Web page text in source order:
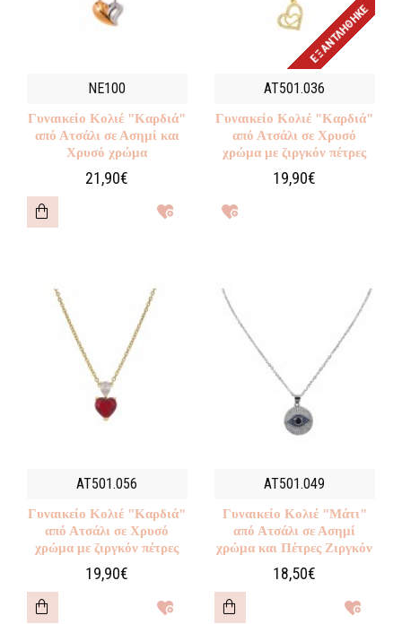
NE100
Γυναικείο Κολιέ "Καρδιά"
από Ατσάλι σε Ασημί και
Χρυσό χρώμα
21,90€
ΕΞΑΝΤΛΉΘΗΚΕ
AT501.036
Γυναικείο Κολιέ "Καρδιά"
από Ατσάλι σε Χρυσό
χρώμα με ζιργκόν πέτρες
19,90€
AT501.056
Γυναικείο Κολιέ "Καρδιά"
από Ατσάλι σε Χρυσό
χρώμα με ζιργκόν πέτρες
19,90€
AT501.049
Γυναικείο Κολιέ "Μάτι"
από Ατσάλι σε Ασημί
χρώμα και Πέτρες Ζιργκόν
18,50€